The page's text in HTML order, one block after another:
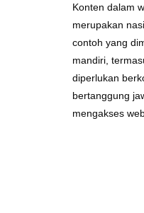
Konten dalam
merupakan
contoh yang
mandiri,
diperlukan
bertanggung
mengakses